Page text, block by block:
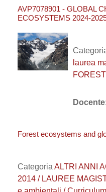
AVP7078901 - GLOBAL
ECOSYSTEMS 2024-
laurea
Forest ecosystems and
Categoria ALTRI ANNI
2014 / LAUREE